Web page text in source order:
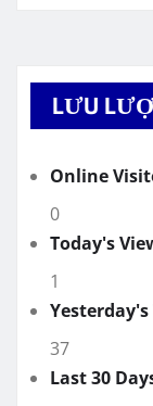
LƯU
Online
0
Today's
1
Yesterday's
37
Last 30